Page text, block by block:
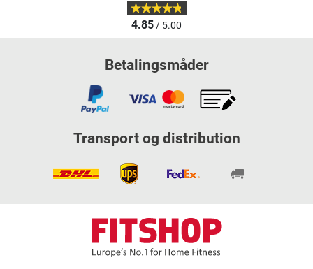
4.85/ 5.00
Betalingsmåder
Transport og distribution